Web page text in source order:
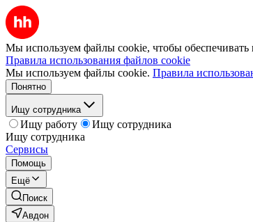
Мы используем файлы cookie, чтобы обеспечивать
Правила использования файлов cookie
Мы используем файлы cookie. Правила
Понятно
Ищу сотрудника
Ищу работу
Ищу сотрудника
Ищу сотрудника
Сервисы
Помощь
Ещё
Поиск
Авдон